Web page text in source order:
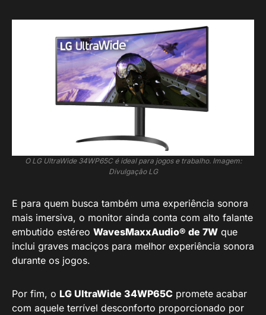
O LG UltraWide 34WP65C é ideal para jogos e trabalho. Imagem:
Divulgação LG
E para quem busca também uma experiência sonora
mais imersiva, o monitor ainda conta com alto falante
embutido estéreo WavesMaxxAudio® de 7W que
inclui graves maciços para melhor experiência sonora
durante os jogos.
Por fim, o LG UltraWide 34WP65C promete acabar
com aquele terrível desconforto proporcionado por